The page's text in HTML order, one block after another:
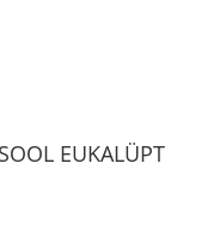
EUKALÜPT